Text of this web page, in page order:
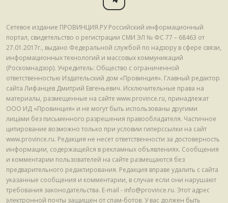
Сетевое издание ПРОВИНЦИЯ.РУ Российский информационный
портал, свидетельство о регистрации СМИ ЭЛ № ФС 77 – 68463 от
27.01.2017г., выдано Федеральной службой по надзору в сфере связи,
информационных технологий и массовых коммуникаций
(Роскомнадзор). Учредитель: Общество с ограниченной
ответственностью Издательский дом «Провинция». Главный редактор
сайта Лифанцев Дмитрий Евгеньевич. Исключительные права на
материалы, размещенные на сайте www.province.ru, принадлежат
ООО ИД «Провинция» и не могут быть использованы другими
лицами без письменного разрешения правообладателя. Частичное
цитирование возможно только при условии гиперссылки на сайт
www.province.ru. Редакция не несет ответственности за достоверность
информации, содержащейся в рекламных объявлениях. Сообщения
и комментарии пользователей на сайте размещаются без
предварительного редактирования. Редакция вправе удалить с сайта
указанные сообщения и комментарии, в случае если они нарушают
требования законодательства. E-mail - info@province.ru. Этот адрес
электронной почты защищен от спам-ботов. У вас должен быть